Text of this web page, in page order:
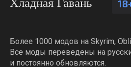
Хладная Гавань
Более 1000 модов на Skyrim,
Все моды переведены на
и постоянно обновляются.